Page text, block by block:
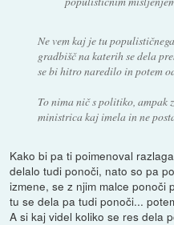
Ne vem kaj je tu
gradbišč na katerih se dela
se bi hitro naredilo in potem
To nima nič s politiko, ampak
ministrica kaj imela in ne
Kako bi pa ti poimenoval
delalo tudi ponoči, nato so pa
izmene, se z njim malce ponoči
tu se dela pa tudi ponoči...
A si kaj videl koliko se res dela